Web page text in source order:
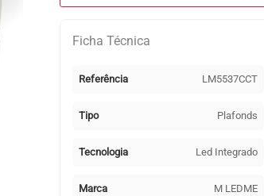
SLIM
6W
600lm
(3000K-
6000K)
Ficha Técnica
Referência LM5537CCT
Tipo Plafonds
Tecnologia Led Integrado
Marca M LEDME